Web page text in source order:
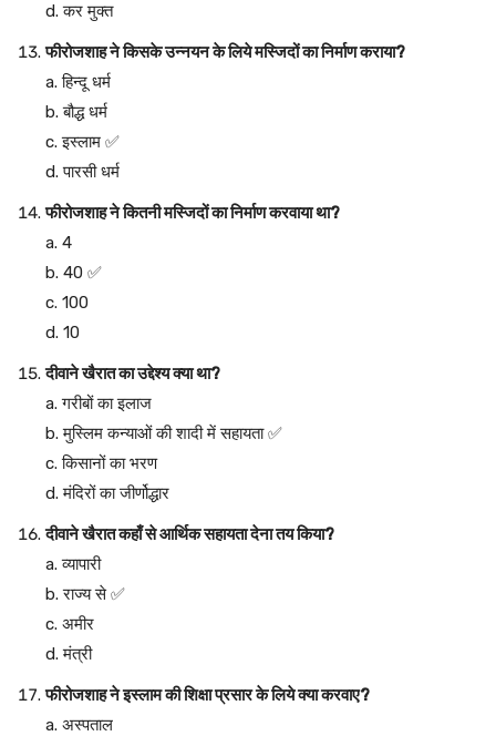
d. कर मुक्त
फीरोजशाह ने किसके उन्नयन के लिये मस्जिदों का निर्माण कराया?
a. हिन्दू धर्म
b. बौद्ध धर्म
c. इस्लाम ✅
d. पारसी धर्म
फीरोजशाह ने कितनी मस्जिदों का निर्माण करवाया था?
a. 4
b. 40 ✅
c. 100
d. 10
दीवाने खैरात का उद्देश्य क्या था?
a. गरीबों का इलाज
b. मुस्लिम कन्याओं की शादी में सहायता ✅
c. किसानों का भरण
d. मंदिरों का जीर्णोद्धार
दीवाने खैरात कहाँ से आर्थिक सहायता देना तय किया?
a. व्यापारी
b. राज्य से ✅
c. अमीर
d. मंत्री
फीरोजशाह ने इस्लाम की शिक्षा प्रसार के लिये क्या करवाए?
a. अस्पताल